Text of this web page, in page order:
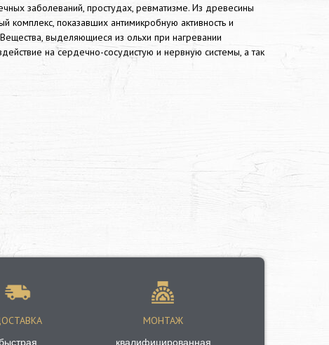
заболеваний, простудах, ревматизме. Из древесины
комплекс, показавших антимикробную активность и
выделяющиеся из ольхи при нагревании
на сердечно-сосудистую и нервную системы, а так
МОНТАЖ
квалифицированная